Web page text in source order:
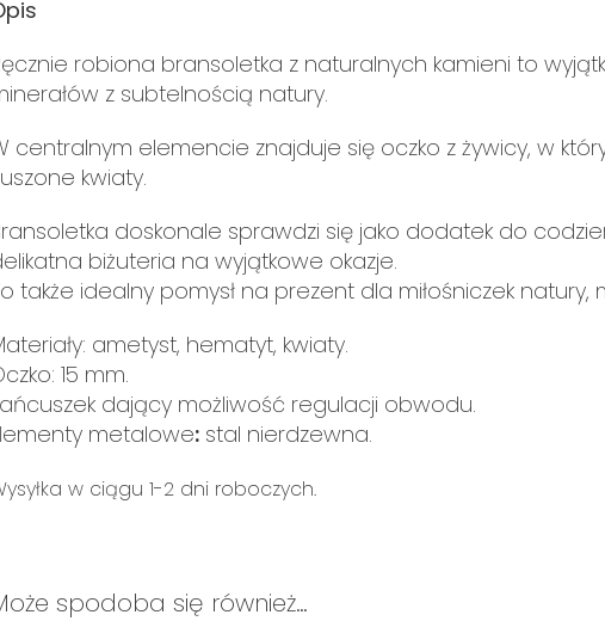
robiona bransoletka z naturalnych kamieni to
z subtelnością natury.
centralnym elemencie znajduje się oczko z żywicy, w
kwiaty.
doskonale sprawdzi się jako dodatek do
biżuteria na wyjątkowe okazje.
także idealny pomysł na prezent dla miłośniczek natury,
ametyst, hematyt, kwiaty.
15 mm.
dający możliwość regulacji obwodu.
metalowe: stal nierdzewna.
w ciągu 1-2 dni roboczych.
spodoba się również…